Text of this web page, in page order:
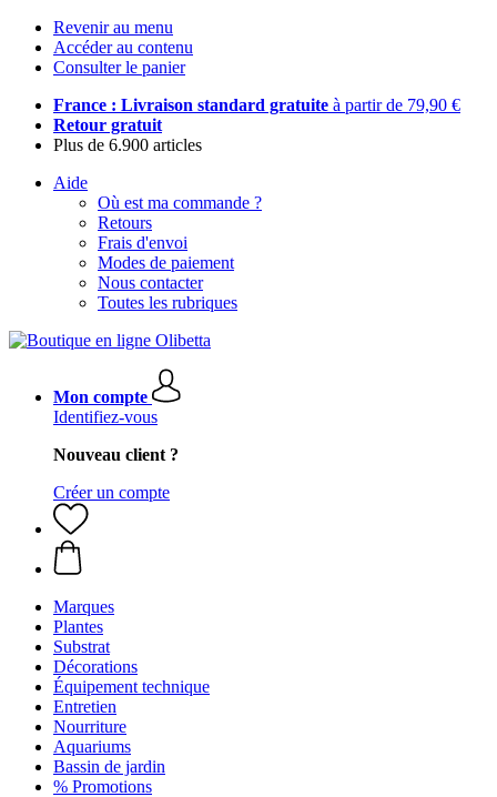
Revenir au menu
Accéder au contenu
Consulter le panier
France : Livraison standard gratuite à partir de 79,90 €
Retour gratuit
Plus de 6.900 articles
Aide
Où est ma commande ?
Retours
Frais d'envoi
Modes de paiement
Nous contacter
Toutes les rubriques
Mon compte
Identifiez-vous
Nouveau client ?
Créer un compte
Marques
Plantes
Substrat
Décorations
Équipement technique
Entretien
Nourriture
Aquariums
Bassin de jardin
% Promotions